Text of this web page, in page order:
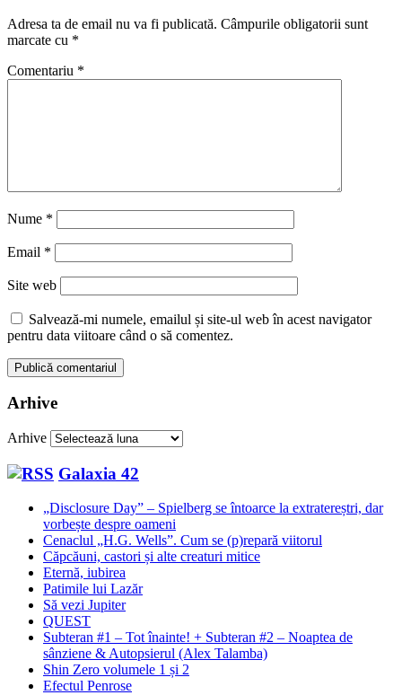
Adresa ta de email nu va fi publicată. Câmpurile obligatorii sunt
marcate cu *
Comentariu *
Nume *
Email *
Site web
Salvează-mi numele, emailul și site-ul web în acest navigator
pentru data viitoare când o să comentez.
Arhive
Arhive
Galaxia 42
„Disclosure Day” – Spielberg se întoarce la extratereștri, dar
vorbește despre oameni
Cenaclul „H.G. Wells”. Cum se (p)repară viitorul
Căpcăuni, castori și alte creaturi mitice
Eternă, iubirea
Patimile lui Lazăr
Să vezi Jupiter
QUEST
Subteran #1 – Tot înainte! + Subteran #2 – Noaptea de
sânziene & Autopsierul (Alex Talamba)
Shin Zero volumele 1 și 2
Efectul Penrose